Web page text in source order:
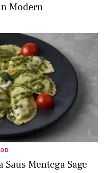
Modern
Saus Mentega Sage